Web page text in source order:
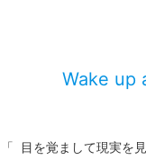
Wake up
「 目を覚まして現実を